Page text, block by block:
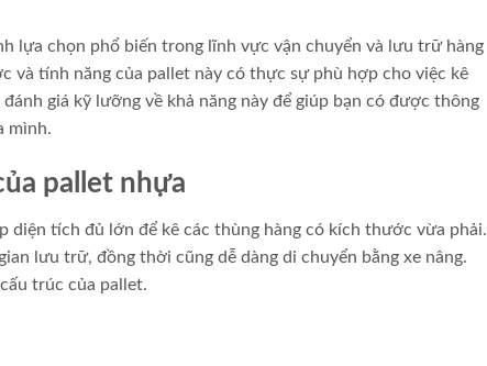
lựa chọn phổ biến trong lĩnh vực vận chuyển và lưu trữ hàng
và tính năng của pallet này có thực sự phù hợp cho việc kê
giá kỹ lưỡng về khả năng này để giúp bạn có được thông
mình.
pallet nhựa
tích đủ lớn để kê các thùng hàng có kích thước vừa phải.
lưu trữ, đồng thời cũng dễ dàng di chuyển bằng xe nâng.
trúc của pallet.